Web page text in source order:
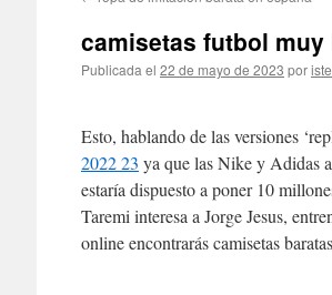
contenido
camisetas futbol muy
Publicada el 22 de mayo de 2023 por
Esto, hablando de las versiones
2022 23 ya que las Nike y Adidas
estaría dispuesto a poner 10
Taremi interesa a Jorge Jesus,
online encontrarás camisetas